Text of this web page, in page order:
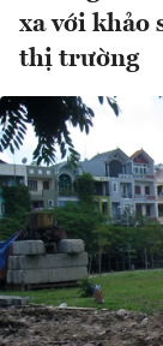
xa với khảo
thị trường